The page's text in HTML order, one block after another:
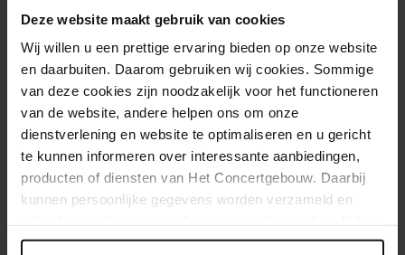
Deze website maakt gebruik van cookies
Wij willen u een prettige ervaring bieden op onze website
en daarbuiten. Daarom gebruiken wij cookies. Sommige
van deze cookies zijn noodzakelijk voor het functioneren
van de website, andere helpen ons om onze
dienstverlening en website te optimaliseren en u gericht
te kunnen informeren over interessante aanbiedingen,
producten of diensten van Het Concertgebouw. Daarbij
kunnen persoonlijke gegevens worden verzameld en
onder 'aanpassen' zelf welke cookies wij mogen
Concerten uit deze serie
za 12 okt.
Pergolesi’s Stabat mater met Tim Mead en
Francesca Aspromonte
za 23 nov.
Liza Ferschtman speelt en leidt Mozarts
Vioolconcert nr. 1